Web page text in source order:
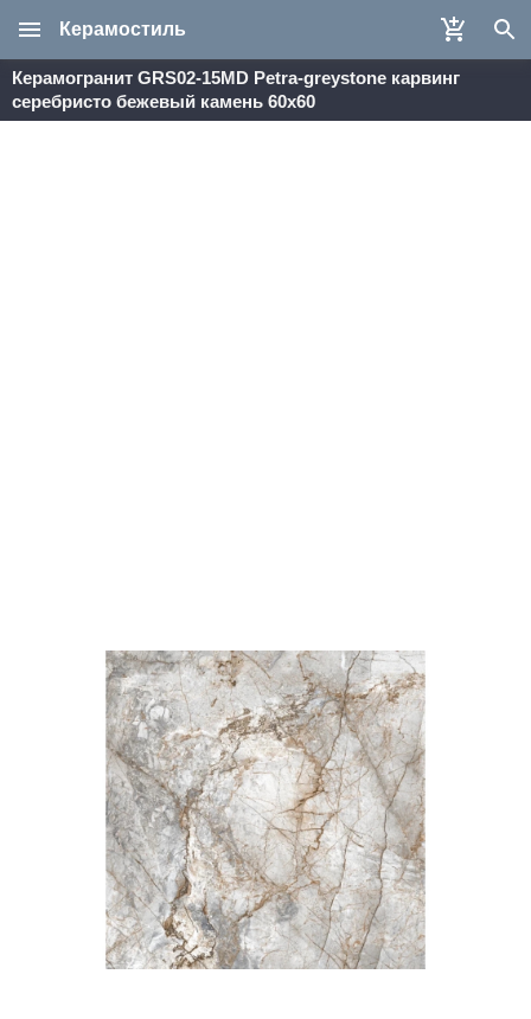
Керамостиль
Керамогранит GRS02-15MD Petra-greystone карвинг
серебристо бежевый камень 60x60